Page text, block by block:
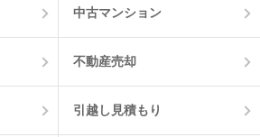
中古マンション
不動産売却
引越し見積もり